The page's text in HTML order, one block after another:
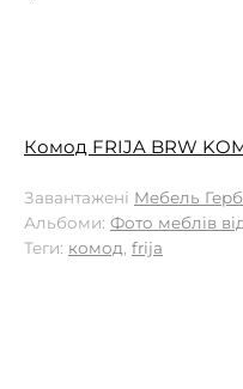
Комод FRIJA BRW
Завантажені Мебель
Альбоми: Фото меблів
Теги: комод, frija